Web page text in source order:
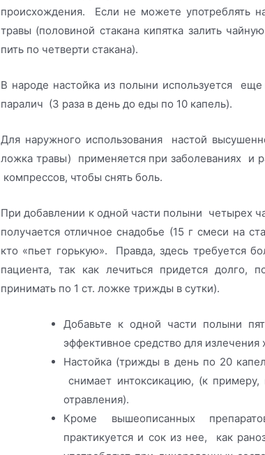
происхождения. Если не можете употреблять
травы (половиной стакана кипятка залить
пить по четверти стакана).
В народе настойка из полыни используется еще
паралич (3 раза в день до еды по 10 капель).
Для наружного использования настой
ложка травы) применяется при заболеваниях и
компрессов, чтобы снять боль.
При добавлении к одной части полыни четырех
получается отличное снадобье (15 г смеси на
кто «пьет горькую». Правда, здесь требуется
пациента, так как лечиться придется
принимать по 1 ст. ложке трижды в сутки).
Добавьте к одной части полыни
эффективное средство для излечения
Настойка (трижды в день по 20
снимает интоксикацию, (к
отравления).
Кроме вышеописанных
практикуется и сок из нее, как